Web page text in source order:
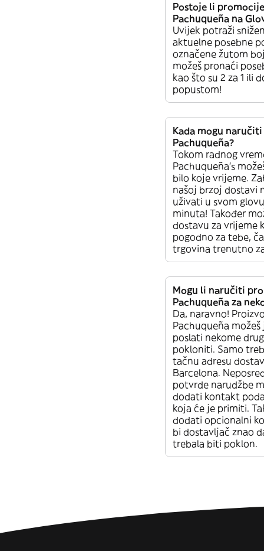
Postoje li
Pachuqueña na
Uvijek potraži
aktuelne posebne
označene žutom
možeš pronaći
kao što su 2 za 1 ili
popustom!
Kada mogu
Pachuqueña?
Tokom radnog
Pachuqueña’s
bilo koje vrijeme.
našoj brzoj dostavi
uživati u svom
minuta! Također
dostavu za vrijeme
pogodno za tebe,
trgovina trenutno
Mogu li naručiti
Pachuqueña za
Da, naravno!
Pachuqueña
poslati nekome
pokloniti. Samo
tačnu adresu
Barcelona.
potvrde narudžbe
dodati kontakt
koja će je primiti.
dodati opcionalni
bi dostavljač znao
trebala biti poklon.